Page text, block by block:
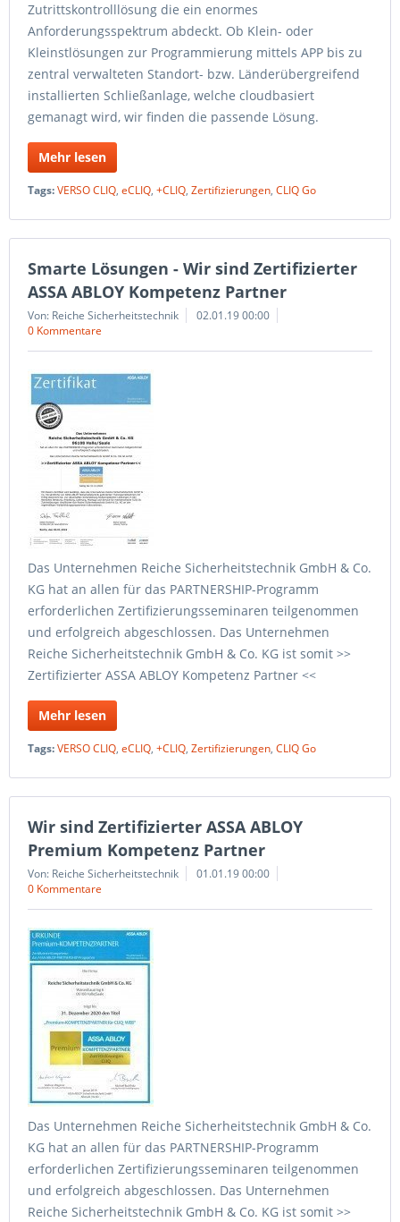
Zutrittskontrolllösung die ein enormes
Anforderungsspektrum abdeckt. Ob Klein- oder
Kleinstlösungen zur Programmierung mittels APP bis zu
zentral verwalteten Standort- bzw. Länderübergreifend
installierten Schließanlage, welche cloudbasiert
gemanagt wird, wir finden die passende Lösung.
Mehr lesen
Tags:VERSO CLIQ, eCLIQ, +CLIQ, Zertifizierungen, CLIQ Go
Smarte Lösungen - Wir sind Zertifizierter
ASSA ABLOY Kompetenz Partner
Von: Reiche Sicherheitstechnik
02.01.19 00:00
0 Kommentare
Das Unternehmen Reiche Sicherheitstechnik GmbH & Co.
KG hat an allen für das PARTNERSHIP-Programm
erforderlichen Zertifizierungsseminaren teilgenommen
und erfolgreich abgeschlossen. Das Unternehmen
Reiche Sicherheitstechnik GmbH & Co. KG ist somit >>
Zertifizierter ASSA ABLOY Kompetenz Partner <<
Mehr lesen
Tags:VERSO CLIQ, eCLIQ, +CLIQ, Zertifizierungen, CLIQ Go
Wir sind Zertifizierter ASSA ABLOY
Premium Kompetenz Partner
Von: Reiche Sicherheitstechnik
01.01.19 00:00
0 Kommentare
Das Unternehmen Reiche Sicherheitstechnik GmbH & Co.
KG hat an allen für das PARTNERSHIP-Programm
erforderlichen Zertifizierungsseminaren teilgenommen
und erfolgreich abgeschlossen. Das Unternehmen
Reiche Sicherheitstechnik GmbH & Co. KG ist somit >>